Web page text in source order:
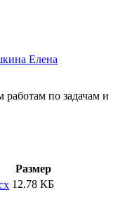
Елена
работам по задачам и
Размер
12.78 КБ